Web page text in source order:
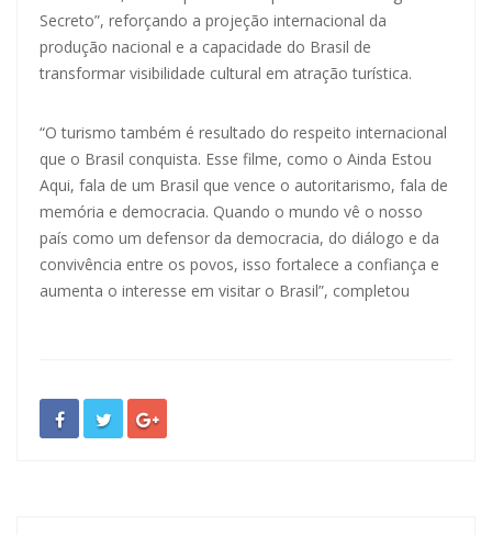
Secreto”, reforçando a projeção internacional da
produção nacional e a capacidade do Brasil de
transformar visibilidade cultural em atração turística.
“O turismo também é resultado do respeito internacional
que o Brasil conquista. Esse filme, como o Ainda Estou
Aqui, fala de um Brasil que vence o autoritarismo, fala de
memória e democracia. Quando o mundo vê o nosso
país como um defensor da democracia, do diálogo e da
convivência entre os povos, isso fortalece a confiança e
aumenta o interesse em visitar o Brasil”, completou